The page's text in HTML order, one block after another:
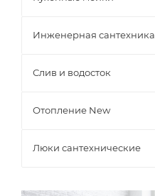
Инженерная сантехника
Слив и водосток
Отопление New
Люки сантехнические